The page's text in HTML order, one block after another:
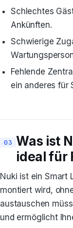
Schlechtes
Ankünften.
Schwierige
Fehlende
ein anderes für
Was ist
ideal für
Nuki ist ein Smart
montiert wird,
austauschen
und ermöglicht